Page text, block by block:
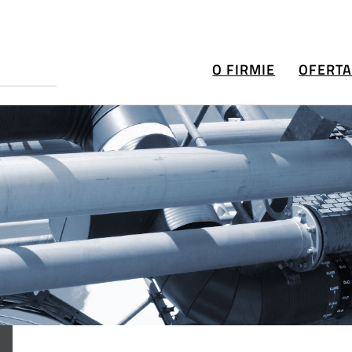
O FIRMIE OFERTA